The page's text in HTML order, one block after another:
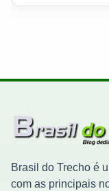
Brasil do Trecho é
com as principais